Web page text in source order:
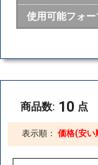
使用可能フォー
商品数: 10 点
表示順： 価格(安い